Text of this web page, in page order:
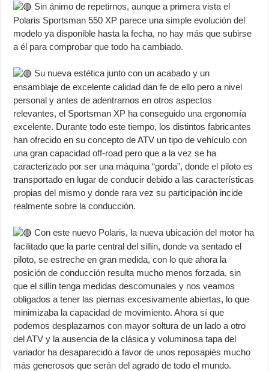
Sin ánimo de repetirnos, aunque a primera vista el
Polaris Sportsman 550 XP parece una simple evolución del
modelo ya disponible hasta la fecha, no hay más que subirse
a él para comprobar que todo ha cambiado.
Su nueva estética junto con un acabado y un
ensamblaje de excelente calidad dan fe de ello pero a nivel
personal y antes de adentrarnos en otros aspectos
relevantes, el Sportsman XP ha conseguido una ergonomía
excelente. Durante todo este tiempo, los distintos fabricantes
han ofrecido en su concepto de ATV un tipo de vehículo con
una gran capacidad off-road pero que a la vez se ha
caracterizado por ser una máquina “gorda”, donde el piloto es
transportado en lugar de conducir debido a las características
propias del mismo y donde rara vez su participación incide
realmente sobre la conducción.
Con este nuevo Polaris, la nueva ubicación del motor ha
facilitado que la parte central del sillín, donde va sentado el
piloto, se estreche en gran medida, con lo que ahora la
posición de conducción resulta mucho menos forzada, sin
que el sillín tenga medidas descomunales y nos veamos
obligados a tener las piernas excesivamente abiertas, lo que
minimizaba la capacidad de movimiento. Ahora sí que
podemos desplazarnos con mayor soltura de un lado a otro
del ATV y la ausencia de la clásica y voluminosa tapa del
variador ha desaparecido a favor de unos reposapiés mucho
más generosos que serán del agrado de todo el mundo.